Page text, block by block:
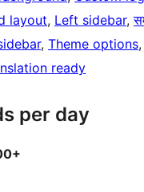
layout, Left sidebar,
, Theme options,
ready
per day